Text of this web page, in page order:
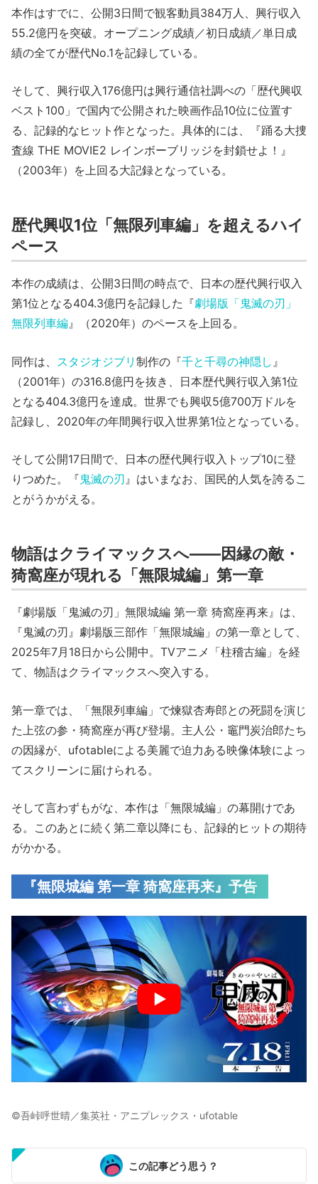
本作はすでに、公開3日間で観客動員384万人、興行収入
55.2億円を突破。オープニング成績／初日成績／単日成
績の全てが歴代No.1を記録している。
そして、興行収入176億円は興行通信社調べの「歴代興収
ベスト100」で国内で公開された映画作品10位に位置す
る、記録的なヒット作となった。具体的には、『踊る大捜
査線 THE MOVIE2 レインボーブリッジを封鎖せよ！』
（2003年）を上回る大記録となっている。
歴代興収1位「無限列車編」を超えるハイ
ペース
本作の成績は、公開3日間の時点で、日本の歴代興行収入
第1位となる404.3億円を記録した『劇場版「鬼滅の刃」
無限列車編』（2020年）のペースを上回る。
同作は、 スタジオジブリ 制作の『千と千尋の神隠し 』
（2001年）の316.8億円を抜き、日本歴代興行収入第1位
となる404.3億円を達成。世界でも興収5億700万ドルを
記録し、2020年の年間興行収入世界第1位となっている。
そして公開17日間で、日本の歴代興行収入トップ10に登
りつめた。『鬼滅の刃』はいまなお、国民的人気を誇るこ
とがうかがえる。
物語はクライマックスへ――因縁の敵・
猗窩座が現れる「無限城編」第一章
『劇場版「鬼滅の刃」無限城編 第一章 猗窩座再来』は、
『鬼滅の刃』劇場版三部作「無限城編」の第一章として、
2025年7月18日から公開中。TVアニメ「柱稽古編」を経
て、物語はクライマックスへ突入する。
第一章では、「無限列車編」で煉獄杏寿郎との死闘を演じ
た上弦の参・猗窩座が再び登場。主人公・竈門炭治郎たち
の因縁が、ufotableによる美麗で迫力ある映像体験によっ
てスクリーンに届けられる。
そして言わずもがな、本作は「無限城編」の幕開けであ
る。このあとに続く第二章以降にも、記録的ヒットの期待
がかかる。
『無限城編 第一章 猗窩座再来』予告
©︎吾峠呼世晴／集英社・アニプレックス・ufotable
この記事どう思う？